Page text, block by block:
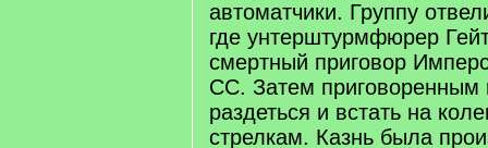
автоматчики. Группу
где унтерштурмфюрер
смертный приговор
СС. Затем приговоренным
раздеться и встать на
стрелкам. Казнь была